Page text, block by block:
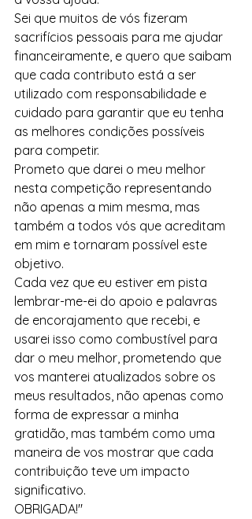
Sei que muitos de vós fizeram
sacrifícios pessoais para me ajudar
financeiramente, e quero que saibam
que cada contributo está a ser
utilizado com responsabilidade e
cuidado para garantir que eu tenha
as melhores condições possíveis
para competir.
Prometo que darei o meu melhor
nesta competição representando
não apenas a mim mesma, mas
também a todos vós que acreditam
em mim e tornaram possível este
objetivo.
Cada vez que eu estiver em pista
lembrar-me-ei do apoio e palavras
de encorajamento que recebi, e
usarei isso como combustível para
dar o meu melhor, prometendo que
vos manterei atualizados sobre os
meus resultados, não apenas como
forma de expressar a minha
gratidão, mas também como uma
maneira de vos mostrar que cada
contribuição teve um impacto
significativo.
OBRIGADA!"